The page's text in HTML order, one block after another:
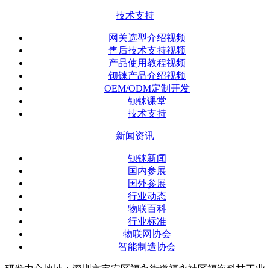
技术支持
网关选型介绍视频
售后技术支持视频
产品使用教程视频
钡铼产品介绍视频
OEM/ODM定制开发
钡铼课堂
技术支持
新闻资讯
钡铼新闻
国内参展
国外参展
行业动态
物联百科
行业标准
物联网协会
智能制造协会